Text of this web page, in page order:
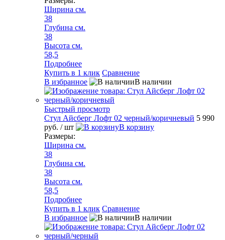
Ширина см.
38
Глубина см.
38
Высота см.
58,5
Подробнее
Купить в 1 клик Сравнение
В избранное
В наличии
Быстрый просмотр
Стул Айсберг Лофт 02 черный/коричневый 5 990
руб. / шт
В корзину
Размеры:
Ширина см.
38
Глубина см.
38
Высота см.
58,5
Подробнее
Купить в 1 клик Сравнение
В избранное
В наличии